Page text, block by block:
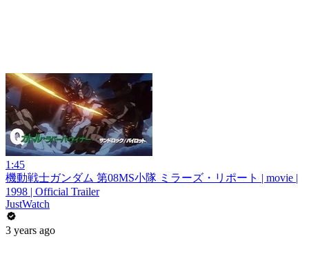
1:45
機動戦士ガンダム 第08MS小隊 ミラーズ・リポート | movie |
1998 | Official Trailer
JustWatch
3 years ago